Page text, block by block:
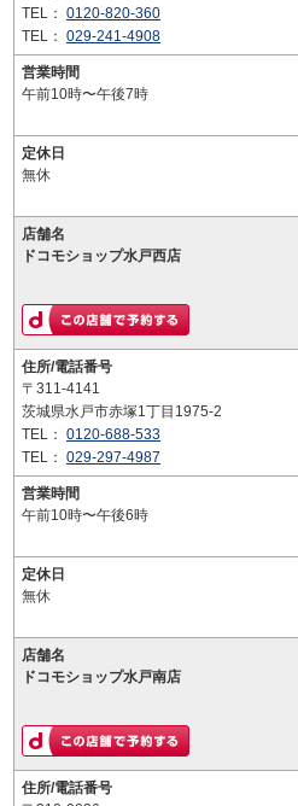
TEL： 0120-820-360
TEL： 029-241-4908
営業時間
午前10時〜午後7時
定休日
無休
店舗名
ドコモショップ水戸西店
住所/電話番号
〒311-4141
茨城県水戸市赤塚1丁目1975-2
TEL： 0120-688-533
TEL： 029-297-4987
営業時間
午前10時〜午後6時
定休日
無休
店舗名
ドコモショップ水戸南店
住所/電話番号